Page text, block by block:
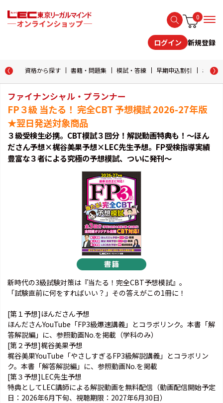
0
ログイン 新規登録
資格から探す 書籍・問題集 模試・答練 早期申込割引 おため
ファイナンシャル・プランナー
FP３級 当たる！ 完全CBT 予想模試 2026-27年版
★翌日発送対象商品
３級受検生必携。CBT模試３回分！解説動画特典も！～ほん
ださん予想×梶谷美果予想×LEC先生予想。FP受検指導実績
豊富な３者による究極の予想模試、ついに発刊～
新時代の3級試験対策は『当たる！完全CBT予想模試』。
「試験直前に何をすればいい？」その答えがこの1冊に！
[第１予想]ほんださん予想
ほんださんYouTube「FP3級爆速講義」とコラボリンク。本書「解
答解説編」に、参照動画No.を掲載（学科のみ）
[第２予想]梶谷美果予想
梶谷美果YouTube「やさしすぎるFP3級解説講義」とコラボリン
ク。本書「解答解説編」に、参照動画No.を掲載
[第３予想]LEC先生予想
特典としてLEC講師による解説動画を無料配信（動画配信開始予定
日：2026年6月下旬、視聴期限：2027年6月30日）